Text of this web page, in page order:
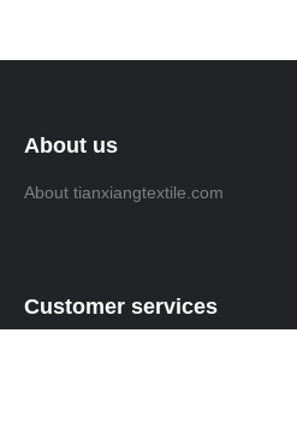
About us
About tianxiangtextile.com
Customer services